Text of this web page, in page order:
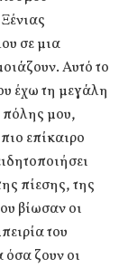
σε μια
Αυτό το
έχω τη μεγάλη
πόλης μου,
επίκαιρο
πίεσης, της
βίωσαν οι
του
όσα ζουν οι